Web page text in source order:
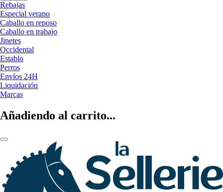
Rebajas
Especial verano
Caballo en reposo
Caballo en trabajo
Jinetes
Occidental
Establo
Perros
Envíos 24H
Liquidación
Marcas
Añadiendo al carrito...